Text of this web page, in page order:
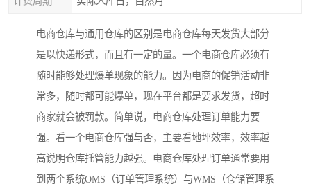
电商仓库与通用仓库的区别是电商仓库每天发货大部分
是以快递形式，而且有一定的量。一个电商仓库必须有
随时能够处理爆单现象的能力。因为电商的促销活动非
常多，随时都可能爆单，现在平台都是要求发货，超时
商家就会被罚款。简单说，电商仓库处理订单能力要
强。看一个电商仓库强与否，主要看地坪效率，效率越
高说明仓库托管能力越强。电商仓库处理订单通常要用
到两个系统OMS（订单管理系统）与WMS（仓储管理系